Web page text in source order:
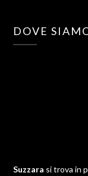
DOVE
Suzzara si trova in